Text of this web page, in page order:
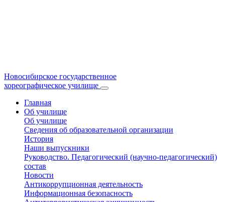
Новосибирское государственное
хореографическое училище
Главная
Об училище
Об училище
Сведения об образовательной организации
История
Наши выпускники
Руководство. Педагогический (научно-педагогический)
состав
Новости
Антикоррупционная деятельность
Информационная безопасность